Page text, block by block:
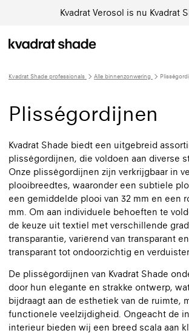
Kvadrat Verosol is nu Kvadrat
Kvadrat Shade professionals Alle binnenzonwering
Plisségordijnen
Kvadrat Shade biedt een uitgebreid
plisségordijnen, die voldoen aan diverse
Onze plisségordijnen zijn verkrijgbaar in
plooibreedtes, waaronder een subtiele
een gemiddelde plooi van 32 mm en een
mm. Om aan individuele behoeften te
de keuze uit textiel met verschillende
transparantie, variërend van transparant
transparant tot ondoorzichtig en
De plisségordijnen van Kvadrat Shade
door hun elegante en strakke ontwerp,
bijdraagt aan de esthetiek van de ruimte,
functionele veelzijdigheid. Ongeacht de
interieur bieden wij een breed scala aan